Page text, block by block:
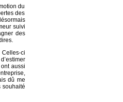
du
des
suivi
des
ci
aussi
dû me
souhaité